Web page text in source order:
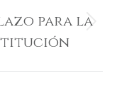
para la